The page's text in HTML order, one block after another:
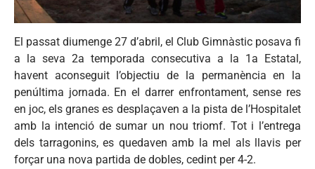
El passat diumenge 27 d’abril, el Club Gimnàstic posava fi
a la seva 2a temporada consecutiva a la 1a Estatal,
havent aconseguit l’objectiu de la permanència en la
penúltima jornada. En el darrer enfrontament, sense res
en joc, els granes es desplaçaven a la pista de l’Hospitalet
amb la intenció de sumar un nou triomf. Tot i l’entrega
dels tarragonins, es quedaven amb la mel als llavis per
forçar una nova partida de dobles, cedint per 4-2.